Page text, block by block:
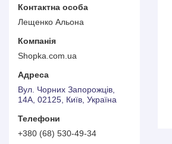
Лещенко Альона
Shopka.com.ua
Вул. Чорних Запорожців,
14А, 02125, Київ, Україна
+380 (68) 530-49-34